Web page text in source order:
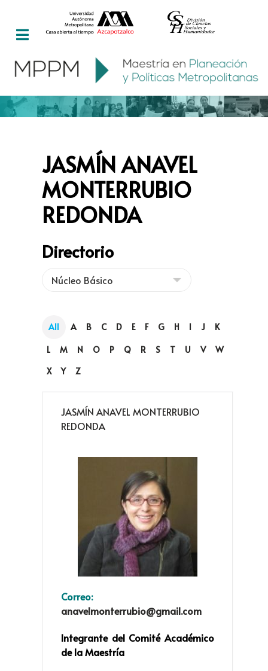
JASMÍN ANAVEL
MONTERRUBIO
REDONDA
Directorio
All A B C D E F G H I J
K
L
M N O P Q R S T U V
W
X
Y Z
JASMÍN ANAVEL MONTERRUBIO
REDONDA
Correo:
anavelmonterrubio@gmail.com
Integrante del Comité Académico
de la Maestría